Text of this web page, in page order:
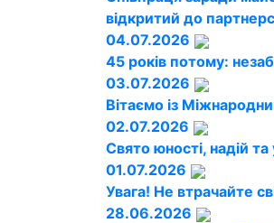
відкритий до
04.07.2026
45 років потому:
03.07.2026
Вітаємо із
02.07.2026
Свято юності, надій
01.07.2026
Увага! Не втрачайте
28.06.2026